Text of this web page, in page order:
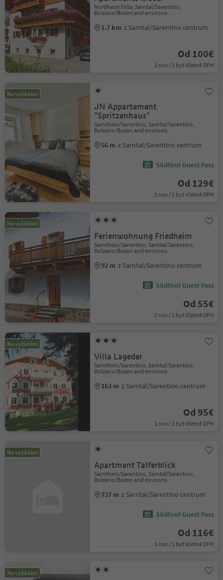
Nordheim/Villa, Sarntal/Sarentino,
Bolzano/Bozen and environs
1.7 km z Sarntal/Sarentino centrum
Od 100€
1 noc / 1 byt Včetně DPH
Na vyžádání
JN Appartement
"Spritzenhaus"
Sarnthein/Sarentino, Sarntal/Sarentino,
Bolzano/Bozen and environs
56 m z Sarntal/Sarentino centrum
Südtirol Guest Pass
Od 129€
1 noc / 1 byt Včetně DPH
Na vyžádání
Ferienwohnung Friedheim
Sarnthein/Sarentino, Sarntal/Sarentino,
Bolzano/Bozen and environs
92 m z Sarntal/Sarentino centrum
Südtirol Guest Pass
Od 55€
1 noc / 1 byt Včetně DPH
Na vyžádání
Villa Lageder
Sarnthein/Sarentino, Sarntal/Sarentino,
Bolzano/Bozen and environs
163 m z Sarntal/Sarentino centrum
Od 95€
1 noc / 1 byt Včetně DPH
Na vyžádání
Apartment Talferblick
Sarnthein/Sarentino, Sarntal/Sarentino,
Bolzano/Bozen and environs
727 m z Sarntal/Sarentino centrum
Südtirol Guest Pass
Od 116€
1 noc / 1 byt Včetně DPH
Na vyžádání